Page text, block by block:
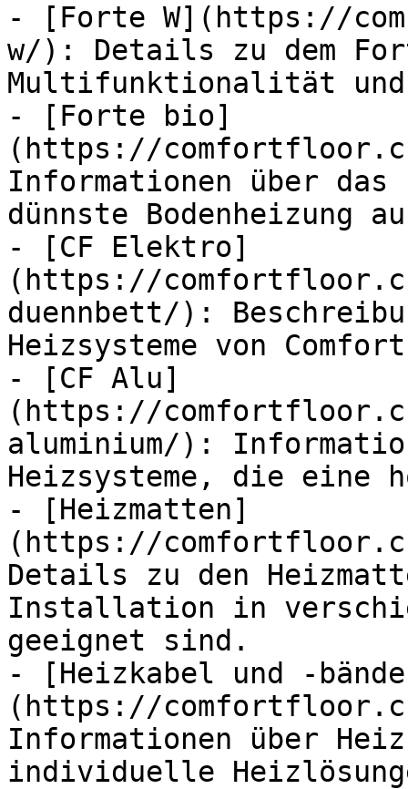
- [Forte W](https://
w/): Details zu dem
Multifunktionalität und
- [Forte bio]
(https://
Informationen über
dünnste Bodenheizung
- [CF Elektro]
(https://
duennbett/):
Heizsysteme von
- [CF Alu]
(https://
aluminium/):
Heizsysteme, die eine
- [Heizmatten]
(https://
Details zu den
Installation in
geeignet sind.
- [Heizkabel und -
(https://
Informationen über
individuelle